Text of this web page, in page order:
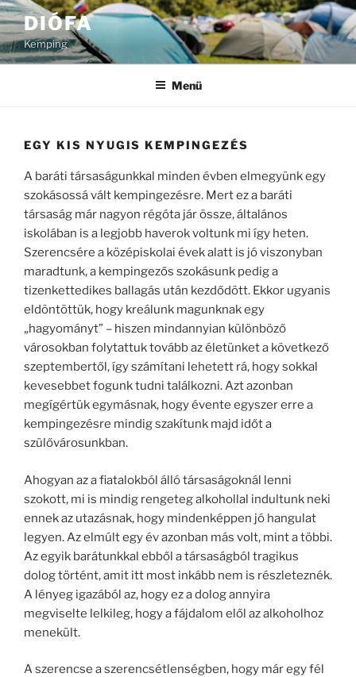
Tartalomhoz
DIÓFA
Kemping
Menü
EGY KIS NYUGIS KEMPINGEZÉS
A baráti társaságunkkal minden évben elmegyünk egy
szokásossá vált kempingezésre. Mert ez a baráti
társaság már nagyon régóta jár össze, általános
iskolában is a legjobb haverok voltunk mi így heten.
Szerencsére a középiskolai évek alatt is jó viszonyban
maradtunk, a kempingezős szokásunk pedig a
tizenkettedikes ballagás után kezdődött. Ekkor ugyanis
eldöntöttük, hogy kreálunk magunknak egy
„hagyományt” – hiszen mindannyian különböző
városokban folytattuk tovább az életünket a következő
szeptembertől, így számítani lehetett rá, hogy sokkal
kevesebbet fogunk tudni találkozni. Azt azonban
megígértük egymásnak, hogy évente egyszer erre a
kempingezésre mindig szakítunk majd időt a
szülővárosunkban.
Ahogyan az a fiatalokból álló társaságoknál lenni
szokott, mi is mindig rengeteg alkohollal indultunk neki
ennek az utazásnak, hogy mindenképpen jó hangulat
legyen. Az elmúlt egy év azonban más volt, mint a többi.
Az egyik barátunkkal ebből a társaságból tragikus
dolog történt, amit itt most inkább nem is részleteznék.
A lényeg igazából az, hogy ez a dolog annyira
megviselte lelkileg, hogy a fájdalom elől az alkoholhoz
menekült.
A szerencse a szerencsétlenségben, hogy már egy fél